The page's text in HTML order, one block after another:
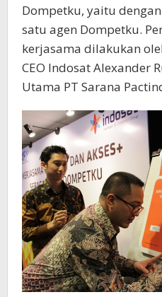
Dompetku, yaitu
satu agen Dompetku.
kerjasama dilakukan
CEO Indosat Alexander
Utama PT Sarana